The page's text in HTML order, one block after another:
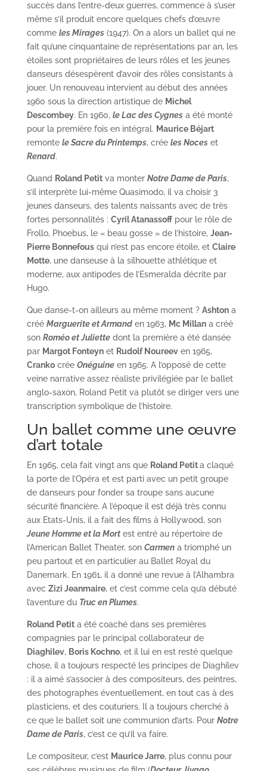
succès dans l’entre-deux guerres, commence à s’user
même s’il produit encore quelques chefs d’œuvre
comme les Mirages(1947). On a alors un ballet qui ne
fait qu’une cinquantaine de représentations par an, les
étoiles sont propriétaires de leurs rôles et les jeunes
danseurs désespèrent d’avoir des rôles consistants à
jouer. Un renouveau intervient au début des années
1960 sous la direction artistique de Michel
Descombey. En 1960, le Lac des Cygnesa été monté
pour la première fois en intégral. Maurice Béjart
remonte le Sacre du Printemps, crée les Noceset
Renard.
Quand Roland Petitva monter Notre Dame de Paris,
s’il interprète lui-même Quasimodo, il va choisir 3
jeunes danseurs, des talents naissants avec de très
fortes personnalités : Cyril Atanassoffpour le rôle de
Frollo, Phoebus, le « beau gosse » de l’histoire, Jean-
Pierre Bonnefousqui n’est pas encore étoile, et Claire
Motte, une danseuse à la silhouette athlétique et
moderne, aux antipodes de l’Esmeralda décrite par
Hugo.
Que danse-t-on ailleurs au même moment ? Ashtona
créé Marguerite et Armanden 1963, Mc Millana créé
son Roméo et Juliettedont la première a été dansée
par Margot Fonteynet Rudolf Noureeven 1965,
Crankocrée Onéguineen 1965. A l’opposé de cette
veine narrative assez réaliste privilégiée par le ballet
anglo-saxon, Roland Petit va plutôt se diriger vers une
transcription symbolique de l’histoire.
Un ballet comme une œuvre
d’art totale
En 1965, cela fait vingt ans que Roland Petita claqué
la porte de l’Opéra et est parti avec un petit groupe
de danseurs pour fonder sa troupe sans aucune
sécurité financière. A l’époque il est déjà très connu
aux Etats-Unis, il a fait des films à Hollywood, son
Jeune Homme et la Mortest entré au répertoire de
l’American Ballet Theater, son Carmena triomphé un
peu partout et en particulier au Ballet Royal du
Danemark. En 1961, il a donné une revue à l’Alhambra
avec Zizi Jeanmaire, et c’est comme cela qu’a débuté
l’aventure du Truc en Plumes.
Roland Petita été coaché dans ses premières
compagnies par le principal collaborateur de
Diaghilev, Boris Kochno, et il lui en est resté quelque
chose, il a toujours respecté les principes de Diaghilev
: il a aimé s’associer à des compositeurs, des peintres,
des photographes éventuellement, en tout cas à des
plasticiens, et des couturiers. Il a toujours cherché à
ce que le ballet soit une communion d’arts. Pour Notre
Dame de Paris, c’est ce qu’il va faire.
Le compositeur, c’est Maurice Jarre, plus connu pour